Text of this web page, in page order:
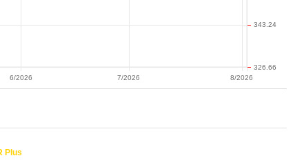
6/2026 7/2026 8/2026
326.66
343.24
Plus